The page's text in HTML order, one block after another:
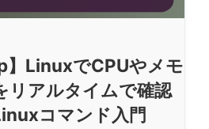
】LinuxでCPUやメモ
リアルタイムで確認
コマンド入門